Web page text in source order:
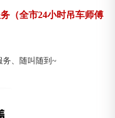
（全市24小时吊车师傅
、随叫随到~